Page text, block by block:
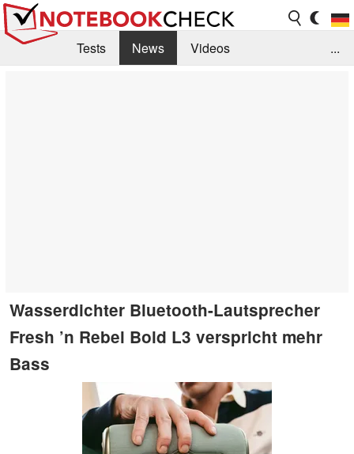
Tests News
Videos
...
Wasserdichter Bluetooth-Lautsprecher
Fresh ’n Rebel Bold L3 verspricht mehr
Bass